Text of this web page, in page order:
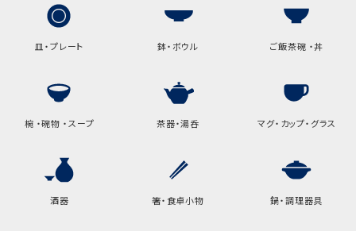
皿・プレート 鉢・ボウル ご飯茶碗 ・丼
椀 ・碗物 ・スープ 茶器・湯呑 マグ・カップ・グラス
酒器 箸・食卓小物 鍋・調理器具